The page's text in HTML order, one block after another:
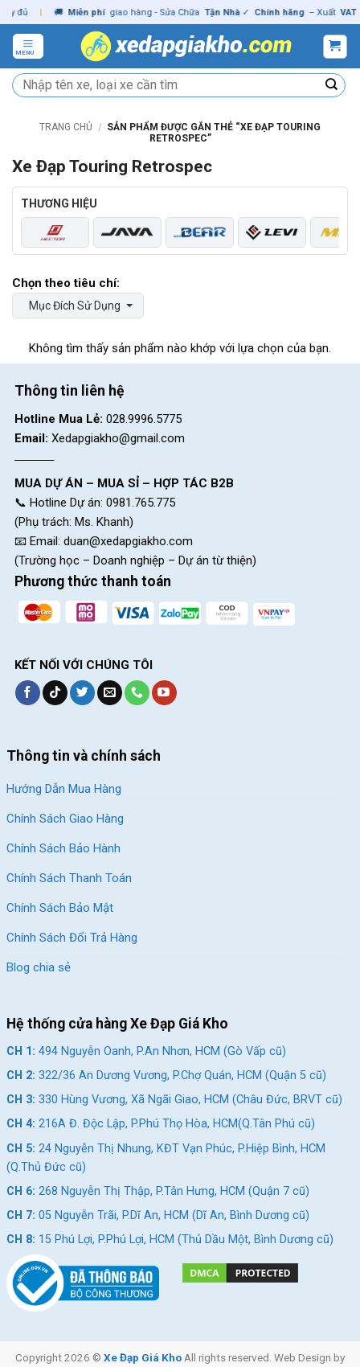
Skip
to
content
| 🚚 Miễn phí giao hàng - Sửa Chữa Tận Nhà ✓ Chính hãng – Xuất VAT đầy
MENU
Tìm
kiếm:
TRANG CHỦ / SẢN PHẨM ĐƯỢC GẮN THẺ “XE ĐẠP TOURING
RETROSPEC”
Xe Đạp Touring Retrospec
THƯƠNG HIỆU
Mục Đích Sử Dụng
Không tìm thấy sản phẩm nào khớp với lựa chọn của bạn.
Thông tin liên hệ
Hotline Mua Lẻ: 028.9996.5775
Email: Xedapgiakho@gmail.com
MUA DỰ ÁN – MUA SỈ – HỢP TÁC B2B
📞 Hotline Dự án: 0981.765.775
(Phụ trách: Ms. Khanh)
📧 Email: duan@xedapgiakho.com
(Trường học – Doanh nghiệp – Dự án từ thiện)
Phương thức thanh toán
KẾT NỐI VỚI CHÚNG TÔI
Thông tin và chính sách
Hướng Dẫn Mua Hàng
Chính Sách Giao Hàng
Chính Sách Bảo Hành
Chính Sách Thanh Toán
Chính Sách Bảo Mật
Chính Sách Đổi Trả Hàng
Blog chia sẻ
Hệ thống cửa hàng Xe Đạp Giá Kho
CH 1: 494 Nguyễn Oanh, P.An Nhơn, HCM (Gò Vấp cũ)
CH 2: 322/36 An Dương Vương, P.Chợ Quán, HCM (Quận 5 cũ)
CH 3: 330 Hùng Vương, Xã Ngãi Giao, HCM (Châu Đức, BRVT cũ)
CH 4: 216A Đ. Độc Lập, P.Phú Thọ Hòa, HCM(Q.Tân Phú cũ)
CH 5: 24 Nguyễn Thị Nhung, KĐT Vạn Phúc, P.Hiệp Bình, HCM
(Q.Thủ Đức cũ)
CH 6: 268 Nguyễn Thị Thập, P.Tân Hưng, HCM (Quận 7 cũ)
CH 7: 05 Nguyễn Trãi, P.Dĩ An, HCM (Dĩ An, Bình Dương cũ)
CH 8: 15 Phú Lợi, P.Phú Lợi, HCM (Thủ Dầu Một, Bình Dương cũ)
Copyright 2026 © Xe Đạp Giá KhoAll rights reserved. Web Design by